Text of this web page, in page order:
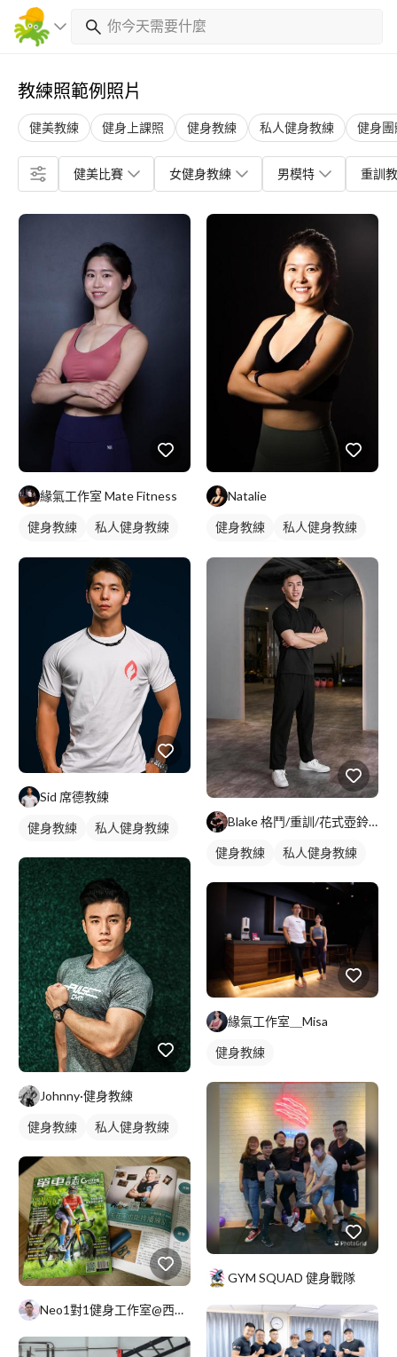
教練照範例照片
健美教練 健身上課照 健身教練 私人健身教練 健身
健美比賽 女健身教練 男模特 重訓
緣氣工作室 Mate Fitness
健身教練
私人健身教練
Sid 席德教練
健身教練 私人健身教練
Johnny·健身教練
健身教練 私人健身教練
Neo1對1健身工作室@西屯逢甲?️英語授課
Natalie
健身教練
私人健身教練
Blake 格鬥/重訓/花式壺鈴教練
健身教練 私人健身教練
緣氣工作室＿Misa
健身教練
GYM SQUAD 健身戰隊